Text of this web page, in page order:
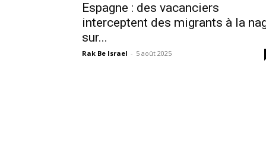
Espagne : des vacanciers
interceptent des migrants à la
sur...
Rak Be Israel - 5 août 2025